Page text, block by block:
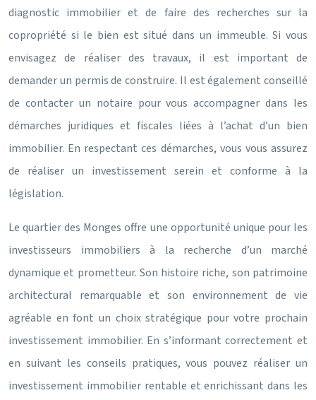
diagnostic immobilier et de faire des recherches sur la
copropriété si le bien est situé dans un immeuble. Si vous
envisagez de réaliser des travaux, il est important de
demander un permis de construire. Il est également conseillé
de contacter un notaire pour vous accompagner dans les
démarches juridiques et fiscales liées à l’achat d’un bien
immobilier. En respectant ces démarches, vous vous assurez
de réaliser un investissement serein et conforme à la
législation.
Le quartier des Monges offre une opportunité unique pour les
investisseurs immobiliers à la recherche d’un marché
dynamique et prometteur. Son histoire riche, son patrimoine
architectural remarquable et son environnement de vie
agréable en font un choix stratégique pour votre prochain
investissement immobilier. En s’informant correctement et
en suivant les conseils pratiques, vous pouvez réaliser un
investissement immobilier rentable et enrichissant dans les